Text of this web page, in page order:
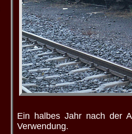
Ein halbes Jahr nach der
Verwendung.